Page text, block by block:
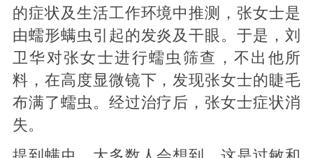
的症状及生活工作环境中推测，张女士是
由蠕形螨虫引起的发炎及干眼。于是，刘
卫华对张女士进行蠕虫筛查，不出他所
料，在高度显微镜下，发现张女士的睫毛
布满了蠕虫。经过治疗后，张女士症状消
失。